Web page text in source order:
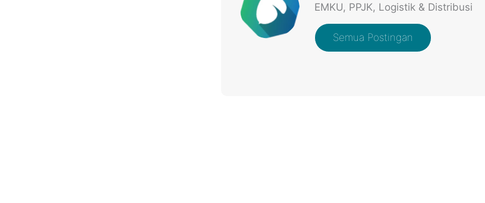
EMKU, PPJK, Logistik & Distribusi
Semua Postingan